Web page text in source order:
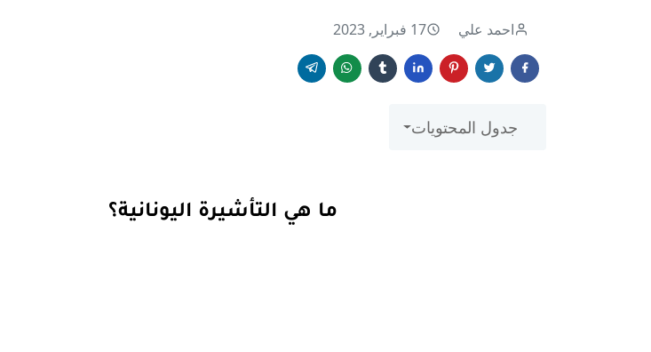
احمد علي 17 فبراير, 2023
جدول المحتويات
ما هي التأشيرة اليونانية؟